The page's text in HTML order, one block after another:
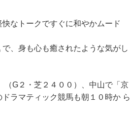
なトークですぐに和やかムード
、身も心も癒されたような気がし
（G２・芝２４００）、中山で「京
ラマティック競馬も朝１０時か ら